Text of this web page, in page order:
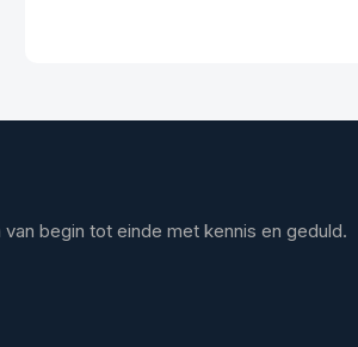
begin tot einde met kennis en geduld.